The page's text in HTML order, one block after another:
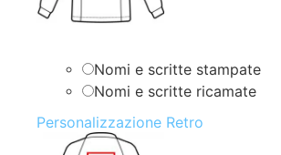
Nomi e scritte stampate
Nomi e scritte ricamate
Personalizzazione Retro